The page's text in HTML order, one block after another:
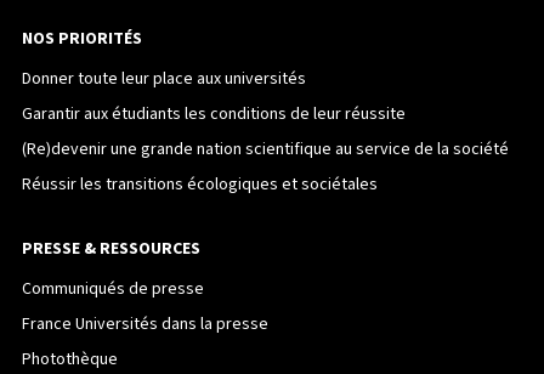
NOS PRIORITÉS
Donner toute leur place aux universités
Garantir aux étudiants les conditions de leur réussite
(Re)devenir une grande nation scientifique au service de la société
Réussir les transitions écologiques et sociétales
PRESSE & RESSOURCES
Communiqués de presse
France Universités dans la presse
Photothèque